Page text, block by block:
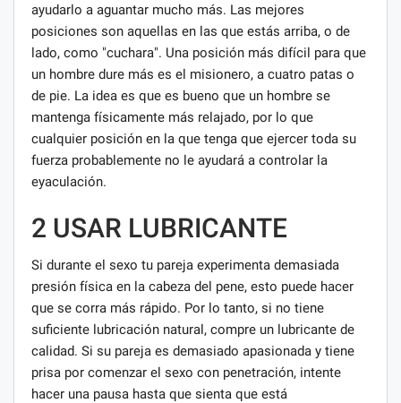
ayudarlo a aguantar mucho más. Las mejores
posiciones son aquellas en las que estás arriba, o de
lado, como "cuchara". Una posición más difícil para que
un hombre dure más es el misionero, a cuatro patas o
de pie. La idea es que es bueno que un hombre se
mantenga físicamente más relajado, por lo que
cualquier posición en la que tenga que ejercer toda su
fuerza probablemente no le ayudará a controlar la
eyaculación.
2 USAR LUBRICANTE
Si durante el sexo tu pareja experimenta demasiada
presión física en la cabeza del pene, esto puede hacer
que se corra más rápido. Por lo tanto, si no tiene
suficiente lubricación natural, compre un lubricante de
calidad. Si su pareja es demasiado apasionada y tiene
prisa por comenzar el sexo con penetración, intente
hacer una pausa hasta que sienta que está